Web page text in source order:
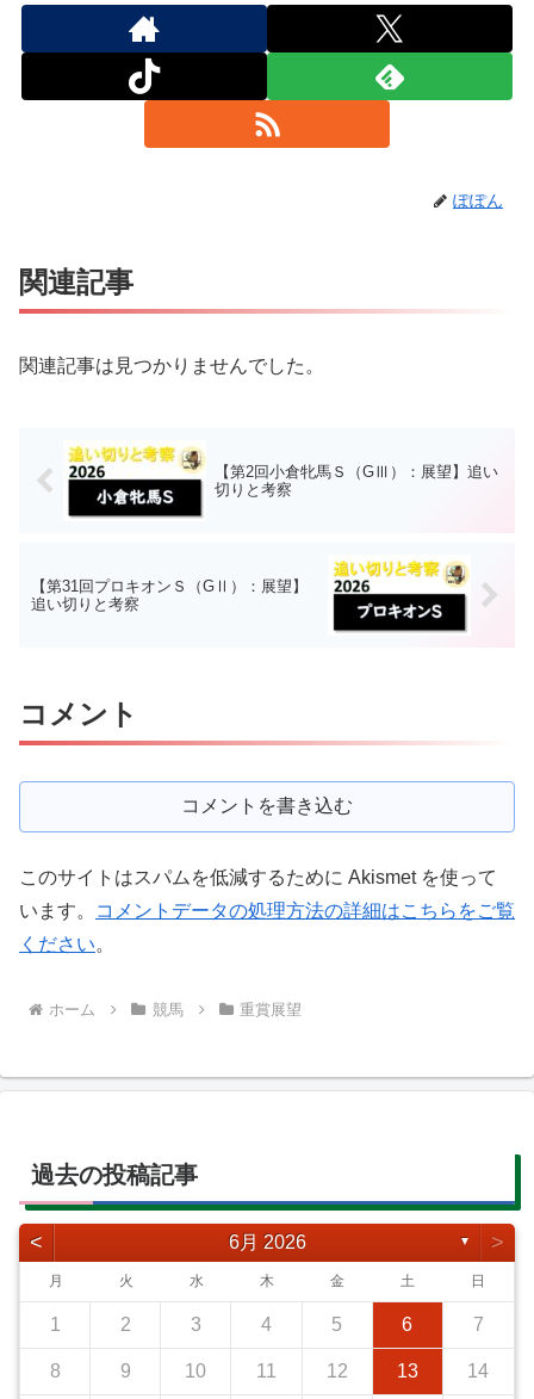
ぽぽん
関連記事
関連記事は見つかりませんでした。
【第2回小倉牝馬Ｓ（GⅢ）：展望】追い
切りと考察
【第31回プロキオンＳ（GⅡ）：展望】
追い切りと考察
コメント
コメントを書き込む
このサイトはスパムを低減するために Akismet を使って
います。
コメントデータの処理方法の詳細はこちらをご覧
ください。
ホーム 競馬 重賞展望
過去の投稿記事
< 6月 2026 ▼ >
月 火 水 木 金 土 日
1 2 3 4 5 6 7
8 9 10 11 12 13 14